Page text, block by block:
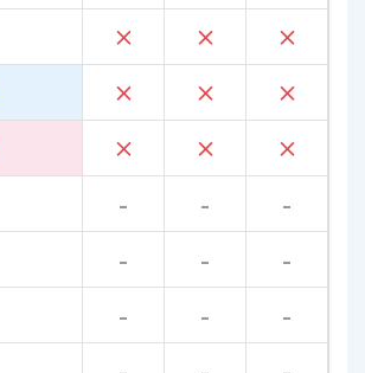
× × ×
× × ×
× × ×
- - -
- - -
- - -